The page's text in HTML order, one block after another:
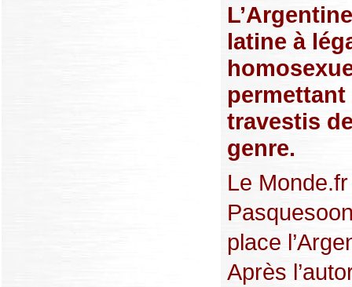
latine à
travestis
genre.
Le
place
Après